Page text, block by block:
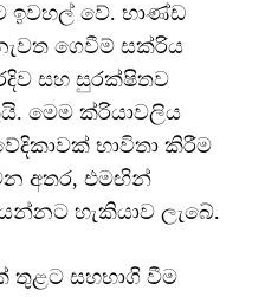
ඉවහල් වේ. භාණ්ඩ
ගෙවීම් සක්රිය
සහ සුරක්ෂිතව
මෙම ක්රියාවලිය
භාවිතා කිරීම
අතර, එමඟින්
හැකියාව ලැබේ.
තුළට සහභාගි වීම